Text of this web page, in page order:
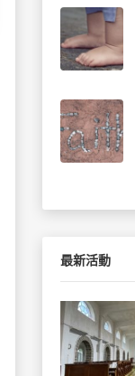
最新活動